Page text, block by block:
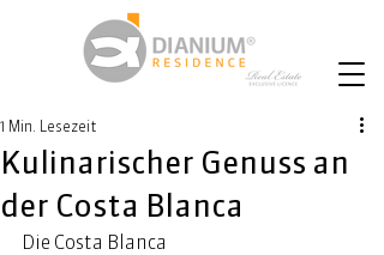
Kulinarischer Genuss an
der Costa Blanca
1 Min. Lesezeit
Die Costa Blanca